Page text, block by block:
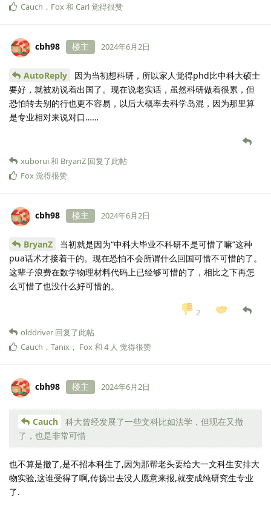
Cauch ， Fox和 Carl觉得很赞
cbh98 楼主 2024年6月2日
AutoReply
因为当初想科研，所以家人觉得phd比中科大硕士
要好，就被劝说着出国了。现在说老实话，虽然科研做着很累，但
恐怕转去别的行也更不容易，以后大概率去科学岛混，因为那里算
是专业相对来说对口……
xuborui和 BryanZ 回复了此帖
Fox觉得很赞
cbh98 楼主 2024年6月2日
BryanZ
当初就是因为“中科大毕业不科研不是可惜了嘛”这种
pua话术才接着干的。现在恐怕不会所谓什么回国可惜不可惜的了。
这辈子浪费在数学物理材料代码上已经够可惜的了，相比之下再怎
么可惜了也没什么好可惜的。
2
olddriver 回复了此帖
Cauch ， Tanix ， Fox和 4 人 觉得很赞
cbh98 楼主 2024年6月2日
Cauch
科大曾经发展了一些文科比如法学，但现在又撤
了，也是非常可惜
也不算是撤了,是不招本科生了,因为那帮老头要给大一文科生安排大
物实验,这谁受得了啊,传扬出去没人愿意来报,就变成纯研究生专业
了.